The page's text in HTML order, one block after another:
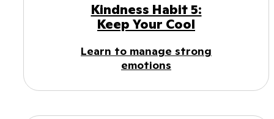
Kindness Habit 5:
Keep Your Cool
Learn to manage strong
emotions